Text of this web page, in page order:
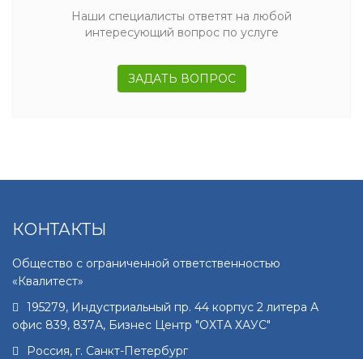
Наши специалисты ответят на любой
интересующий вопрос по услуге
ЗАДАТЬ ВОПРОС
КОНТАКТЫ
Общество с ограниченной ответственностью
«Квалитест»
195279, Индустриальный пр. 44 корпус 2 литера А
офис 839, 837А, Бизнес Центр "ОХТА ХАУС"
Россия, г. Санкт-Петербург